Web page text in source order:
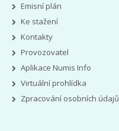
Emisní plán
Ke stažení
Kontakty
Provozovatel
Aplikace Numis Info
Virtuální prohlídka
Zpracování osobních údajů